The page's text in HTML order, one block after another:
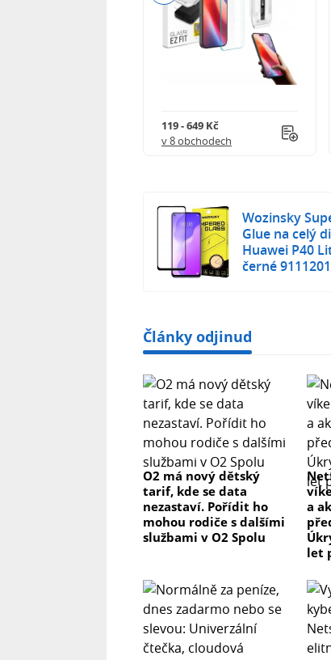
119 - 649 Kč
v 8 obchodech
Wozinsky
Glue na celý
Huawei P40
černé
Články odjinud
O2 má nový dětský
tarif, kde se data
nezastaví. Pořídit ho
mohou rodiče s dalšími
službami v O2 Spolu
a
let